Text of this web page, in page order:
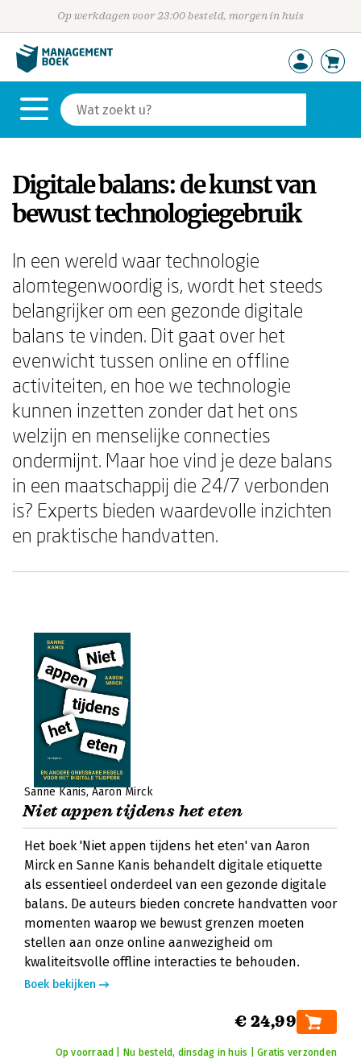
Op werkdagen voor 23:00 besteld, morgen in huis
Digitale balans: de kunst van
bewust technologiegebruik
In een wereld waar technologie
alomtegenwoordig is, wordt het steeds
belangrijker om een gezonde digitale
balans te vinden. Dit gaat over het
evenwicht tussen online en offline
activiteiten, en hoe we technologie
kunnen inzetten zonder dat het ons
welzijn en menselijke connecties
ondermijnt. Maar hoe vind je deze balans
in een maatschappij die 24/7 verbonden
is? Experts bieden waardevolle inzichten
en praktische handvatten.
Sanne Kanis Aaron Mirck
Niet appen tijdens het eten
Het boek 'Niet appen tijdens het eten' van Aaron
Mirck en Sanne Kanis behandelt digitale etiquette
als essentieel onderdeel van een gezonde digitale
balans. De auteurs bieden concrete handvatten voor
momenten waarop we bewust grenzen moeten
stellen aan onze online aanwezigheid om
kwaliteitsvolle offline interacties te behouden.
Boek bekijken
€ 24,99
Op voorraad | Nu besteld, dinsdag in huis | Gratis verzonden